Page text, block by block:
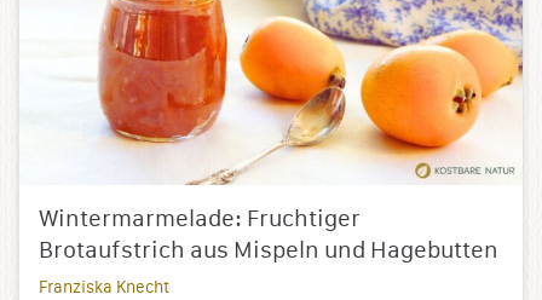
Wintermarmelade: Fruchtiger
Brotaufstrich aus Mispeln und Hagebutten
Franziska Knecht